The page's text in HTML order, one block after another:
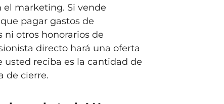
el marketing. Si vende
pagar gastos de
otros honorarios de
directo hará una oferta
reciba es la cantidad de
de cierre.